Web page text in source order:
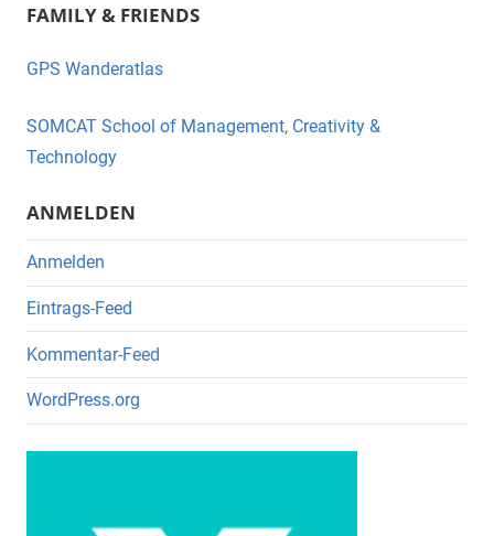
c
e
o
o
k
tt
er
FAMILY & FRIENDS
GPS Wanderatlas
SOMCAT School of Management, Creativity &
Technology
ANMELDEN
Anmelden
Eintrags-Feed
Kommentar-Feed
WordPress.org